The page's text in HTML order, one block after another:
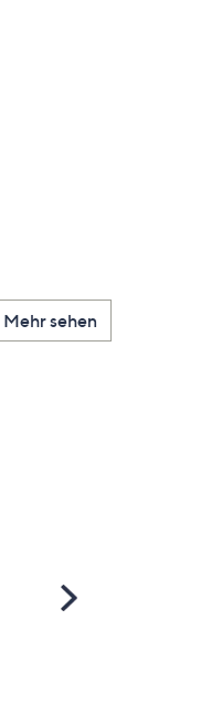
Mehr sehen
Scroll